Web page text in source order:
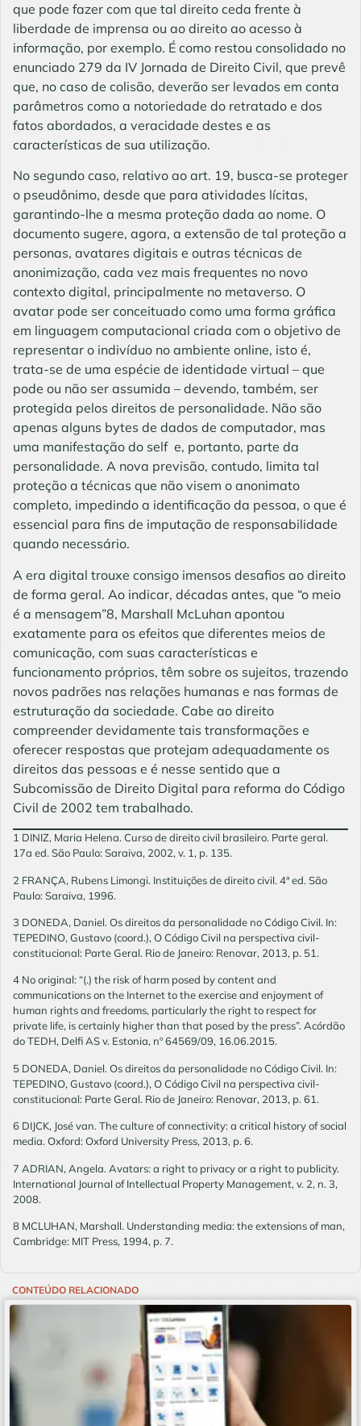
que pode fazer com que tal direito ceda frente à
liberdade de imprensa ou ao direito ao acesso à
informação, por exemplo. É como restou consolidado no
enunciado 279 da IV Jornada de Direito Civil, que prevê
que, no caso de colisão, deverão ser levados em conta
parâmetros como a notoriedade do retratado e dos
fatos abordados, a veracidade destes e as
características de sua utilização.
No segundo caso, relativo ao art. 19, busca-se proteger
o pseudônimo, desde que para atividades lícitas,
garantindo-lhe a mesma proteção dada ao nome. O
documento sugere, agora, a extensão de tal proteção a
personas, avatares digitais e outras técnicas de
anonimização, cada vez mais frequentes no novo
contexto digital, principalmente no metaverso. O
avatar pode ser conceituado como uma forma gráfica
em linguagem computacional criada com o objetivo de
representar o indivíduo no ambiente online, isto é,
trata-se de uma espécie de identidade virtual – que
pode ou não ser assumida – devendo, também, ser
protegida pelos direitos de personalidade. Não são
apenas alguns bytes de dados de computador, mas
uma manifestação do self e, portanto, parte da
personalidade. A nova previsão, contudo, limita tal
proteção a técnicas que não visem o anonimato
completo, impedindo a identificação da pessoa, o que é
essencial para fins de imputação de responsabilidade
quando necessário.
A era digital trouxe consigo imensos desafios ao direito
de forma geral. Ao indicar, décadas antes, que “o meio
é a mensagem”8, Marshall McLuhan apontou
exatamente para os efeitos que diferentes meios de
comunicação, com suas características e
funcionamento próprios, têm sobre os sujeitos, trazendo
novos padrões nas relações humanas e nas formas de
estruturação da sociedade. Cabe ao direito
compreender devidamente tais transformações e
oferecer respostas que protejam adequadamente os
direitos das pessoas e é nesse sentido que a
Subcomissão de Direito Digital para reforma do Código
Civil de 2002 tem trabalhado.
1 DINIZ, Maria Helena. Curso de direito civil brasileiro. Parte geral.
17a ed. São Paulo: Saraiva, 2002, v. 1, p. 135.
2 FRANÇA, Rubens Limongi. Instituições de direito civil. 4ª ed. São
Paulo: Saraiva, 1996.
3 DONEDA, Daniel. Os direitos da personalidade no Código Civil. In:
TEPEDINO, Gustavo (coord.), O Código Civil na perspectiva civil-
constitucional: Parte Geral. Rio de Janeiro: Renovar, 2013, p. 51.
4 No original: “(.) the risk of harm posed by content and
communications on the Internet to the exercise and enjoyment of
human rights and freedoms, particularly the right to respect for
private life, is certainly higher than that posed by the press”. Acórdão
do TEDH, Delfi AS v. Estonia, nº 64569/09, 16.06.2015.
5 DONEDA, Daniel. Os direitos da personalidade no Código Civil. In:
TEPEDINO, Gustavo (coord.), O Código Civil na perspectiva civil-
constitucional: Parte Geral. Rio de Janeiro: Renovar, 2013, p. 61.
6 DIJCK, José van. The culture of connectivity: a critical history of social
media. Oxford: Oxford University Press, 2013, p. 6.
7 ADRIAN, Angela. Avatars: a right to privacy or a right to publicity.
International Journal of Intellectual Property Management, v. 2, n. 3,
2008.
8 MCLUHAN, Marshall. Understanding media: the extensions of man,
Cambridge: MIT Press, 1994, p. 7.
CONTEÚDO RELACIONADO